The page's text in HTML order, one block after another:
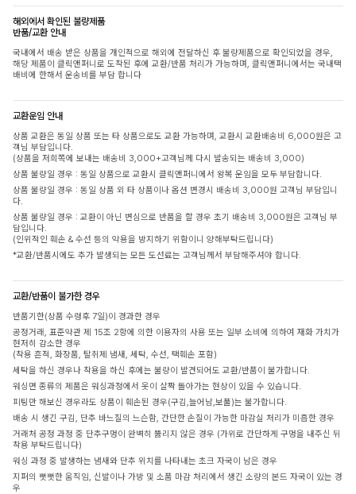
해외에서 확인된 불량제품
반품/교환 안내
국내에서 배송 받은 상품을 개인적으로 해외에 전달하신 후 불량제품으로 확인되었을 경우,
해당 제품이 클릭앤퍼니로 도착된 후에 교환/반품 처리가 가능하며, 클릭앤퍼니에서는 국내택
배비에 한해서 운송비를 부담 합니다
교환운임 안내
상품 교환은 동일 상품 또는 타 상품으로도 교환 가능하며, 교환시 교환배송비 6,000원은 고
객님 부담입니다.
(상품을 저희쪽에 보내는 배송비 3,000+고객님께 다시 발송되는 배송비 3,000)
상품 불량일 경우 : 동일 상품으로 교환시 클릭앤퍼니에서 왕복 운임을 모두 부담합니다.
상품 불량일 경우 : 동일 상품 외 타 상품이나 옵션 변경시 배송비 3,000원 고객님 부담입니
다.
상품 불량일 경우 : 교환이 아닌 변심으로 반품을 할 경우 초기 배송비 3,000원은 고객님 부
담입니다.
(인위적인 훼손 & 수선 등의 악용을 방지하기 위함이니 양해부탁드립니다)
*교환/반품시에도 추가 발생되는 모든 도선료는 고객님께서 부담해주셔야 합니다.
교환/반품이 불가한 경우
반품기한(상품 수령후 7일)이 경과한 경우
공정거래, 표준약관 제 15조 2항에 의한 이용자의 사용 또는 일부 소비에 의하여 재화 가치가
현저히 감소한 경우
(착용 흔적, 화장품, 탈취제 냄새, 세탁, 수선, 택훼손 포함)
세탁을 하신 경우나 착용을 하신 후에는 불량이 발견되어도 교환/반품이 불가합니다.
워싱면 종류의 제품은 워싱과정에서 옷이 살짝 돌아가는 현상이 있을 수 있습니다.
피팅만 해보신 경우라도 상품이 훼손된 경우(구김,늘어남,보풀)는 불가합니다.
배송 시 생긴 구김, 단추 바느질의 느슨함, 간단한 손질이 가능한 마감실 처리가 미흡한 경우
거래처 공정 과정 중 단추구멍이 완벽히 뚫리지 않은 경우 (가위로 간단하게 구멍을 내주신 뒤
착용 부탁드립니다)
워싱 과정 중 발생하는 냄새와 단추 위치를 나타내는 초크 자국이 남은 경우
지퍼의 뻣뻣한 움직임, 신발이나 가방 및 소품 마감 처리에서 생긴 소량의 본드 자국이 있는 경
우